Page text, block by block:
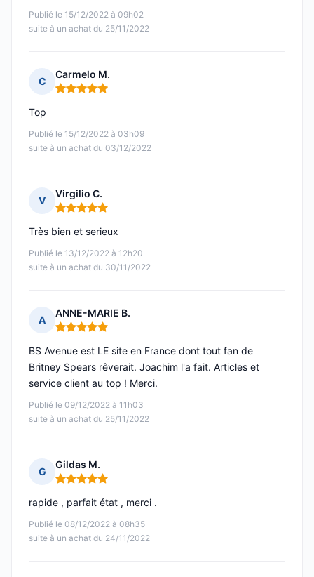
Publié le 15/12/2022 à 09h02
suite à un achat du 25/11/2022
C
Carmelo M.
Note : 5 sur 5
Publié le 15/12/2022 à 03h09
suite à un achat du 03/12/2022
Top
V
Virgilio C.
Note : 5 sur 5
Publié le 13/12/2022 à 12h20
suite à un achat du 30/11/2022
Très bien et serieux
A
ANNE-MARIE B.
Note : 5 sur 5
Publié le 09/12/2022 à 11h03
suite à un achat du 25/11/2022
BS Avenue est LE site en France dont tout fan de
Britney Spears rêverait. Joachim l'a fait. Articles et
service client au top ! Merci.
G
Gildas M.
Note : 5 sur 5
Publié le 08/12/2022 à 08h35
suite à un achat du 24/11/2022
rapide , parfait état , merci .